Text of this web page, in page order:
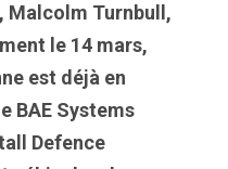
Malcolm Turnbull,
le 14 mars,
est déjà en
BAE Systems
Defence